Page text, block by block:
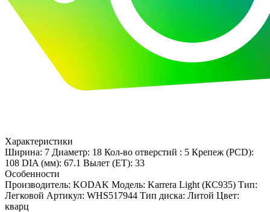
Характеристики
Ширина: 7 Диаметр: 18 Кол-во отверстий : 5 Крепеж (PCD):
108 DIA (мм): 67.1 Вылет (ET): 33
Особенности
Производитель: KODAK Модель: Karrera Light (КС935) Тип:
Легковой Артикул: WHS517944 Тип диска: Литой Цвет:
кварц